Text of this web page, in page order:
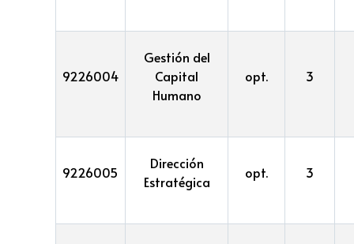
9226004
Gestión del
Capital
Humano
opt. 3
9226005
Dirección
Estratégica
opt. 3